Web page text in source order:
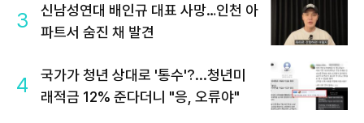
3
신남성연대 배인규 대표 사망…인천 아
파트서 숨진 채 발견
4
국가가 청년 상대로 '통수'?...청년미
래적금 12% 준다더니 "응, 오류야"